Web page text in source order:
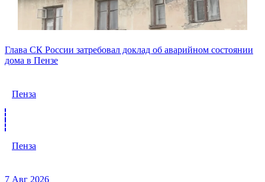
Глава СК России затребовал доклад об аварийном состоянии
дома в Пензе
Пенза
Пенза
7 Авг 2026